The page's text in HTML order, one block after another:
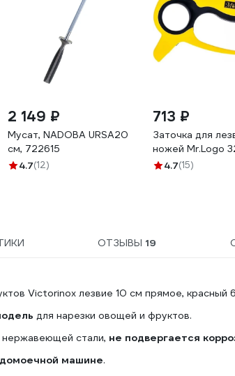
2 149 ₽
Мусат, NADOBA URSA20
см, 722615
4.7(12)
713 ₽
Заточка для
ножей Mr.Logo
4.7(15)
ОТЗЫВЫ 19
Victorinox лезвие 10 см прямое, красный
для нарезки овощей и фруктов.
стали, не подвергается
машине.